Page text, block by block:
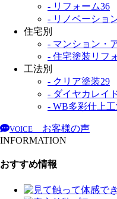
- リフォーム36
- リノベーショ
住宅別
- マンション・
- 住宅塗装リフ
工法別
- クリア塗装29
- ダイヤカレイ
- WB多彩仕上
VOICE
お客様の声
INFORMATION
おすすめ情報